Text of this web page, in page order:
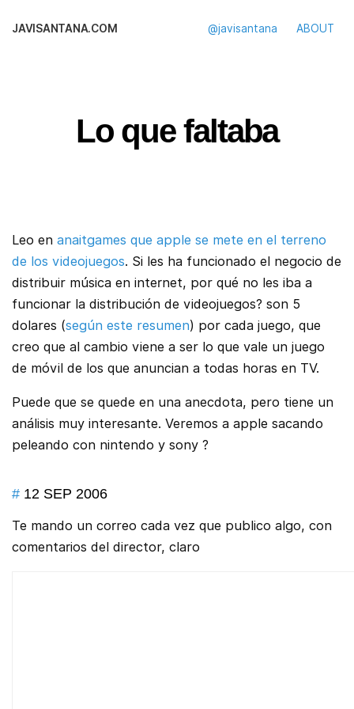
JAVISANTANA.COM @javisantana ABOUT
Lo que faltaba
Leo en anaitgames que apple se mete en el terreno
de los videojuegos. Si les ha funcionado el negocio de
distribuir música en internet, por qué no les iba a
funcionar la distribución de videojuegos? son 5
dolares (según este resumen) por cada juego, que
creo que al cambio viene a ser lo que vale un juego
de móvil de los que anuncian a todas horas en TV.
Puede que se quede en una anecdota, pero tiene un
análisis muy interesante. Veremos a apple sacando
peleando con nintendo y sony ?
# 12 SEP 2006
Te mando un correo cada vez que publico algo, con
comentarios del director, claro